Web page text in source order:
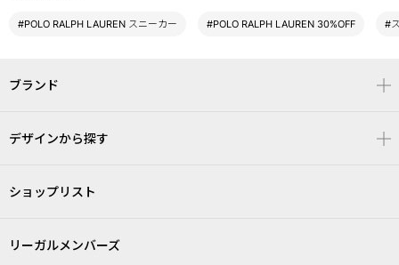
#POLO RALPH LAUREN スニーカー #POLO RALPH LAUREN 30%OFF #
ブランド
デザインから探す
ショップリスト
リーガルメンバーズ